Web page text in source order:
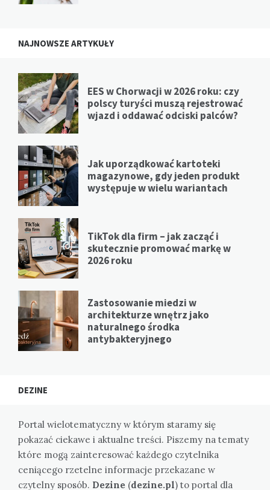
NAJNOWSZE ARTYKUŁY
EES w Chorwacji w 2026 roku: czy
polscy turyści muszą rejestrować
wjazd i oddawać odciski palców?
Jak uporządkować kartoteki
magazynowe, gdy jeden produkt
występuje w wielu wariantach
TikTok dla firm – jak zacząć i
skutecznie promować markę w
2026 roku
Zastosowanie miedzi w
architekturze wnętrz jako
naturalnego środka
antybakteryjnego
DEZINE
Portal wielotematyczny w którym staramy się
pokazać ciekawe i aktualne treści. Piszemy na tematy
które mogą zainteresować każdego czytelnika
ceniącego rzetelne informacje przekazane w
czytelny sposób. Dezine (dezine.pl) to portal dla